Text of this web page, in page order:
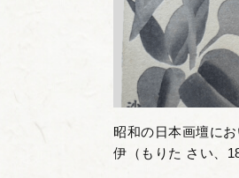
昭和の日本画壇に
伊（もりた さい、